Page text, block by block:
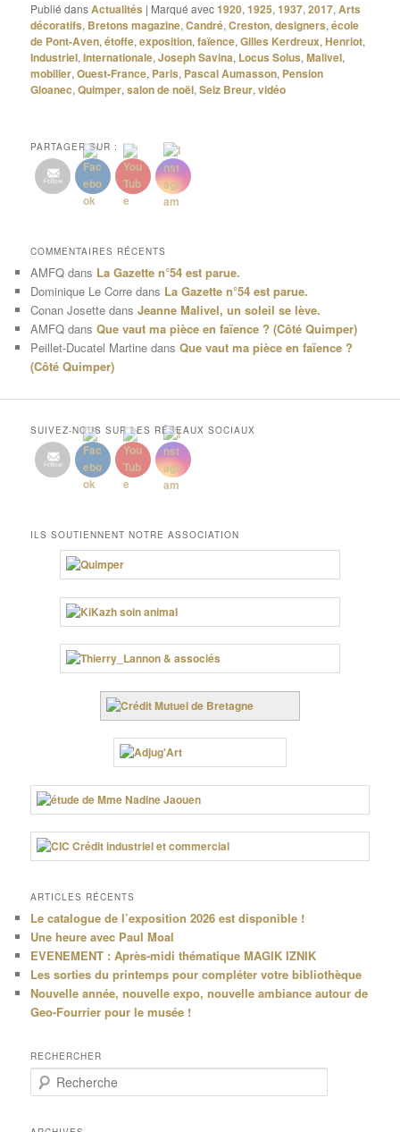
Publié dansActualités | Marqué avec1920,1925,1937,2017,Arts
décoratifs, Bretons magazine,Candré,Creston,designers,école
de Pont-Aven,étoffe,exposition,faïence,Gilles Kerdreux,Henriot,
Industriel,Internationale,Joseph Savina, Locus Solus,Malivel,
mobilier,Ouest-France, Paris, Pascal Aumasson, Pension
Gloanec,Quimper,salon de noël,Seiz Breur,vidéo
PARTAGER SUR :
COMMENTAIRES RÉCENTS
AMFQ dans La Gazette n°54 est parue.
Dominique Le Corre dans La Gazette n°54 est parue.
Conan Josette dansJeanne Malivel, un soleil se lève.
AMFQ dansQue vaut ma pièce en faïence ? (Côté Quimper)
Peillet-Ducatel Martine dansQue vaut ma pièce en faïence ?
(Côté Quimper)
SUIVEZ-NOUS SUR LES RÉSEAUX SOCIAUX
ILS SOUTIENNENT NOTRE ASSOCIATION
ARTICLES RÉCENTS
Le catalogue de l’exposition 2026 est disponible !
Une heure avec Paul Moal
EVENEMENT : Après-midi thématique MAGIK IZNIK
Les sorties du printemps pour compléter votre bibliothèque
Nouvelle année, nouvelle expo, nouvelle ambiance autour de
Geo-Fourrier pour le musée !
RECHERCHER
e
h